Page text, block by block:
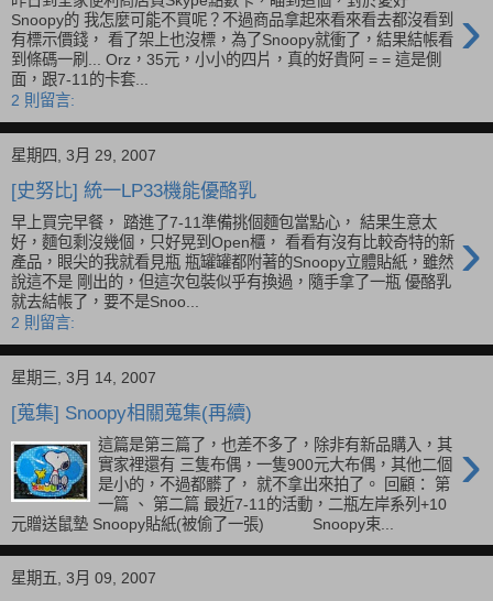
›
Snoopy的 我怎麼可能不買呢？不過商品拿起來看來看去都沒看到
有標示價錢， 看了架上也沒標，為了Snoopy就衝了，結果結帳看
到條碼一刷... Orz，35元，小小的四片，真的好貴阿 = = 這是側
面，跟7-11的卡套...
2 則留言:
星期四, 3月 29, 2007
[史努比] 統一LP33機能優酪乳
›
早上買完早餐， 踏進了7-11準備挑個麵包當點心， 結果生意太
好，麵包剩沒幾個，只好晃到Open櫃， 看看有沒有比較奇特的新
產品，眼尖的我就看見瓶 瓶罐罐都附著的Snoopy立體貼紙，雖然
說這不是 剛出的，但這次包裝似乎有換過，隨手拿了一瓶 優酪乳
就去結帳了，要不是Snoo...
2 則留言:
星期三, 3月 14, 2007
[蒐集] Snoopy相關蒐集(再續)
›
這篇是第三篇了，也差不多了，除非有新品購入，其
實家裡還有 三隻布偶，一隻900元大布偶，其他二個
是小的，不過都髒了， 就不拿出來拍了。 回顧： 第
一篇 、 第二篇 最近7-11的活動，二瓶左岸系列+10
元贈送鼠墊 Snoopy貼紙(被偷了一張) Snoopy束...
星期五, 3月 09, 2007